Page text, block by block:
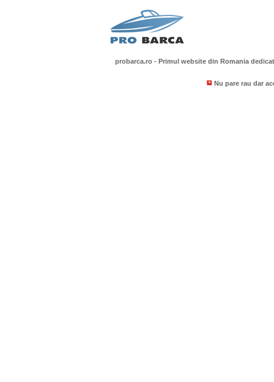
probarca.ro - Primul website din Romania
Nu pare rau dar